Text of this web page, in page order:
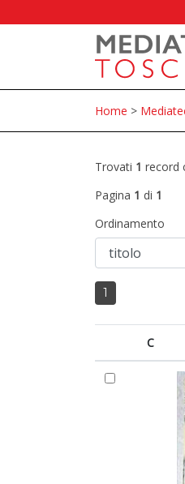
Home >
Trovati 1 record
Pagina 1 di 1
Ordinamento
1
C